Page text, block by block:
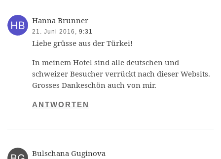
Hanna Brunner
21. Juni 2016, 9:31
Liebe grüsse aus der Türkei!
In meinem Hotel sind alle deutschen und
schweizer Besucher verrückt nach dieser Websits.
Grosses Dankeschön auch von mir.
ANTWORTEN
Bulschana Guginova